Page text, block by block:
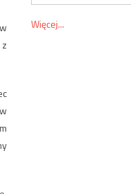
Więcej...